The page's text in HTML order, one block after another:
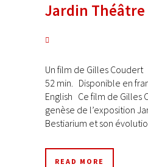
Jardin
Un film de Gilles Coudert
52 min. Disponible en
English Ce film de Gilles
genèse de l’exposition
Bestiarium et son
READ MORE